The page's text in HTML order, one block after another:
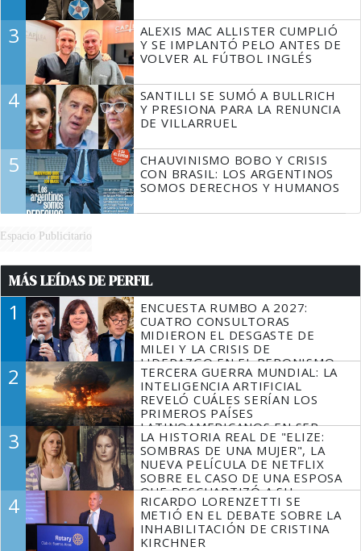
3
ALEXIS MAC ALLISTER CUMPLIÓ
Y SE IMPLANTÓ PELO ANTES DE
VOLVER AL FÚTBOL INGLÉS
4
SANTILLI SE SUMÓ A BULLRICH
Y PRESIONA PARA LA RENUNCIA
DE VILLARRUEL
5
CHAUVINISMO BOBO Y CRISIS
CON BRASIL: LOS ARGENTINOS
SOMOS DERECHOS Y HUMANOS
Espacio Publicitario
MÁS LEÍDAS DE PERFIL
1
ENCUESTA RUMBO A 2027:
CUATRO CONSULTORAS
MIDIERON EL DESGASTE DE
MILEI Y LA CRISIS DE
LIDERAZGO EN EL PERONISMO
2
TERCERA GUERRA MUNDIAL: LA
INTELIGENCIA ARTIFICIAL
REVELÓ CUÁLES SERÍAN LOS
PRIMEROS PAÍSES
LATINOAMERICANOS EN SER
DERROTADOS
3
LA HISTORIA REAL DE "ELIZE:
SOMBRAS DE UNA MUJER", LA
NUEVA PELÍCULA DE NETFLIX
SOBRE EL CASO DE UNA ESPOSA
QUE DESCUARTIZÓ A SU
MARIDO
4
RICARDO LORENZETTI SE
METIÓ EN EL DEBATE SOBRE LA
INHABILITACIÓN DE CRISTINA
KIRCHNER